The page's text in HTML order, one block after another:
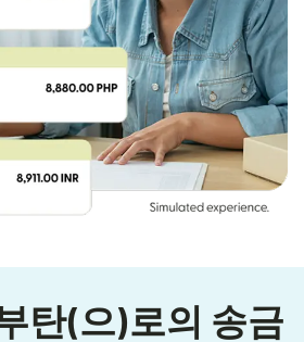
탄(으)로의 송금